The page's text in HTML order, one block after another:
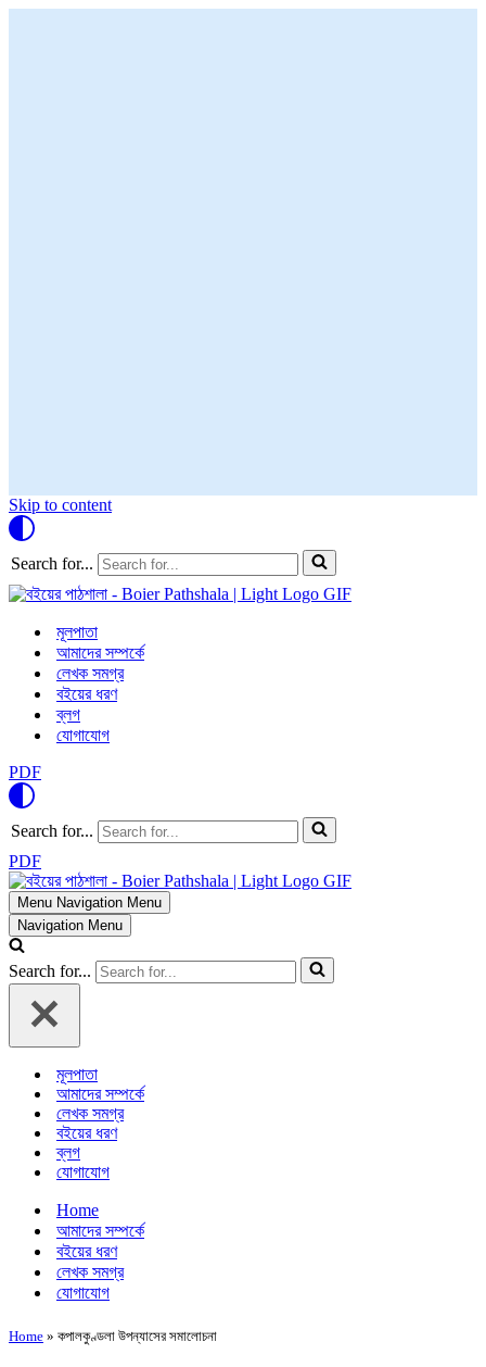
Skip to content
Search for...
মূলপাতা
আমাদের সম্পর্কে
লেখক সমগ্র
বইয়ের ধরণ
ব্লগ
যোগাযোগ
PDF
Search for...
PDF
Menu Navigation Menu
Navigation Menu
Search for...
মূলপাতা
আমাদের সম্পর্কে
লেখক সমগ্র
বইয়ের ধরণ
ব্লগ
যোগাযোগ
Home
আমাদের সম্পর্কে
বইয়ের ধরণ
লেখক সমগ্র
যোগাযোগ
Home » কপালকুণ্ডলা উপন্যাসের সমালোচনা